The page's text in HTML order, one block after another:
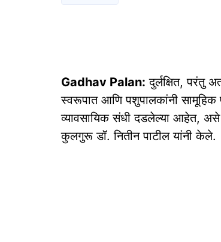
Gadhav Palan: दुर्लक्षित, परंतु
स्वरूपात आणि पशुपालकांनी सामूहिक
व्यावसायिक संधी दडलेल्या आहेत, असे
कुलगुरू डॉ. नितीन पाटील यांनी केले.